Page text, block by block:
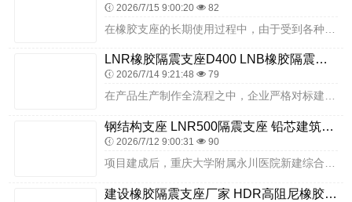
2026/7/15 9:00:20 82
LNR橡胶隔震支座D400 LNB橡胶隔震支座厂家 摩擦摆减隔震球型支座厂家
2026/7/14 9:21:48 79
在产品生产制作全流程之中，企业严格对标建筑隔震支座相关国家现行执行标准，从源头生产环节落实合规要求。在原材料甄选采购环节，企业只对接资质齐全、物料质量稳定的正规...
钢结构支座 LNR500隔震支座 铅芯建筑橡胶隔震支座什么价格
2026/7/12 9:00:31 90
建设橡胶隔震支座厂家 HDR高阻尼橡胶隔震支座源头工厂 隔振橡胶隔震支座厂家